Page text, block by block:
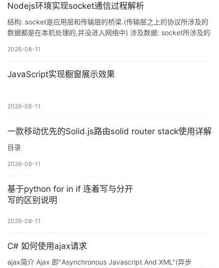
的,分是name和type:Spring将@Resource注解的name属性解析为
bean的名字,而type属性则解析为bean的类型.所以如果
Nodejs环境实现socket通信过程解析
结构: socket是应用层和传输层的桥梁.(传输层之上的协议所涉及的
数据都是在本机处理的,并没进入网络中) 涉及数据: socket所涉及的
nodejs环境下的简单通信. 代码: serve: // 1 引入模块 const net =
net.createServer(); // 3 绑定链接事件 s
2026-08-11
JavaScript实现橱窗展示效果
2026-08-11
一款移动优先的Solid.js路由solid router stack使用详解
目录
2026-08-11
基于python for in if 连着写与分开
写的区别说明
2026-08-11
C# 如何使用ajax请求
ajax简介 Ajax 即"Asynchronous Javascript And XML"(异步